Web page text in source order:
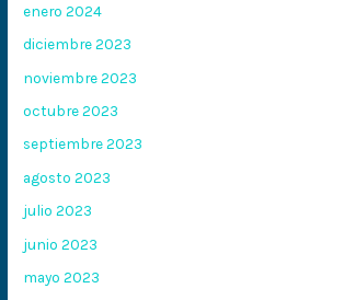
enero 2024
diciembre 2023
noviembre 2023
octubre 2023
septiembre 2023
agosto 2023
julio 2023
junio 2023
mayo 2023